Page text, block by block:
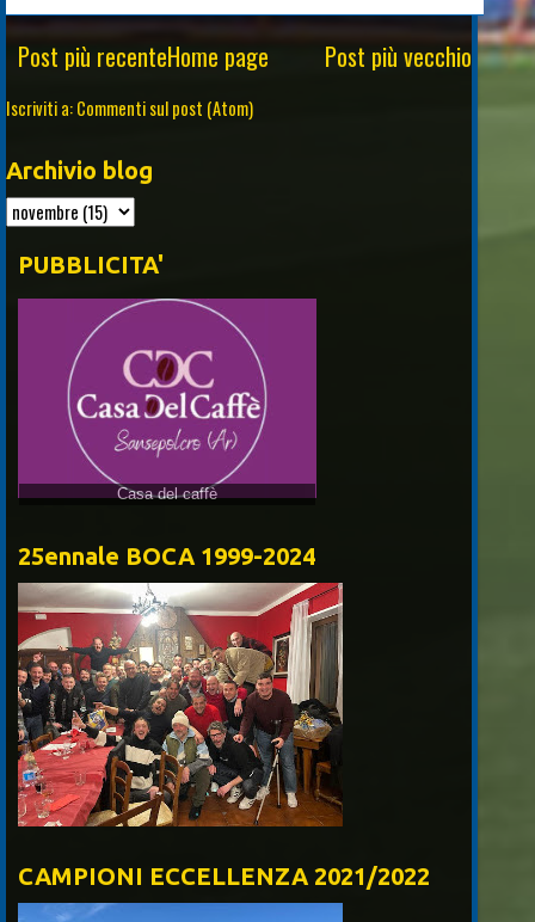
Post più recente Post più vecchio
Home page
Iscriviti a:Commenti sul post (Atom)
Archivio blog
PUBBLICITA'
25ennale BOCA 1999-2024
CAMPIONI ECCELLENZA 2021/2022